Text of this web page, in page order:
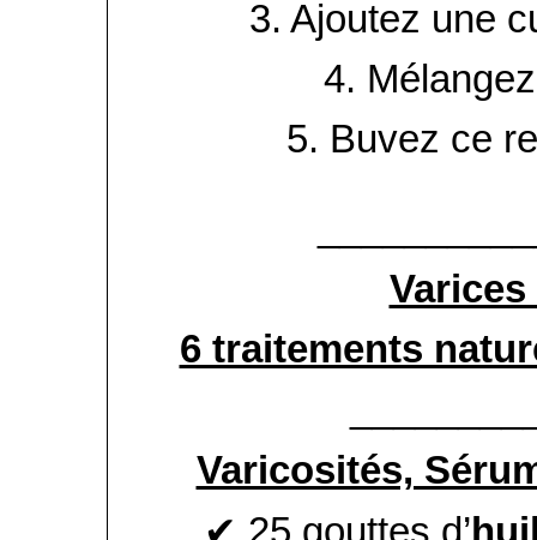
3. Ajoutez une
4.
5. Buvez ce
6 traitements
Varicosités,